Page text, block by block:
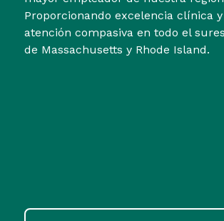
Proporcionando excelencia clínica y
atención compasiva en todo el
de Massachusetts y Rhode Island.